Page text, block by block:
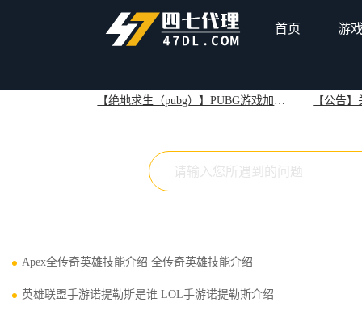
首页 游
【绝地求生（pubg）】PUBG游戏加速问题解决方案
Apex全传奇英雄技能介绍 全传奇英雄技能介绍
英雄联盟手游诺提勒斯是谁 LOL手游诺提勒斯介绍